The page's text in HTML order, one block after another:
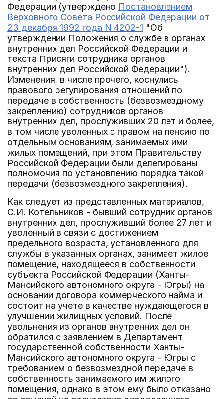
Федерации (утверждено Постановлением
Верховного Совета Российской Федерации от
23 декабря 1992 года N 4202-1 "Об
утверждении Положения о службе в органах
внутренних дел Российской Федерации и
текста Присяги сотрудника органов
внутренних дел Российской Федерации").
Изменения, в числе прочего, коснулись
правового регулирования отношений по
передаче в собственность (безвозмездному
закреплению) сотрудников органов
внутренних дел, прослуживших 20 лет и более,
в том числе уволенных с правом на пенсию по
отдельным основаниям, занимаемых ими
жилых помещений, при этом Правительству
Российской Федерации были делегированы
полномочия по установлению порядка такой
передачи (безвозмездного закрепления).
Как следует из представленных материалов,
С.И. Котельников - бывший сотрудник органов
внутренних дел, прослуживший более 27 лет и
уволенный в связи с достижением
предельного возраста, установленного для
службы в указанных органах, занимает жилое
помещение, находящееся в собственности
субъекта Российской Федерации (Ханты-
Мансийского автономного округа - Югры) на
основании договора коммерческого найма и
состоит на учете в качестве нуждающегося в
улучшении жилищных условий. После
увольнения из органов внутренних дел он
обратился с заявлением в Департамент
государственной собственности Ханты-
Мансийского автономного округа - Югры с
требованием о безвозмездной передаче в
собственность занимаемого им жилого
помещения, однако в этом ему было отказано